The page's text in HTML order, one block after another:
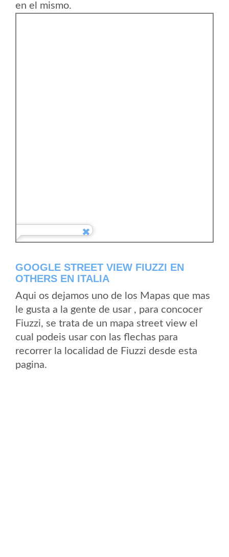
en el mismo.
GOOGLE STREET VIEW FIUZZI EN
OTHERS EN ITALIA
Aqui os dejamos uno de los Mapas que mas
le gusta a la gente de usar , para concocer
Fiuzzi, se trata de un mapa street view el
cual podeis usar con las flechas para
recorrer la localidad de Fiuzzi desde esta
pagina.